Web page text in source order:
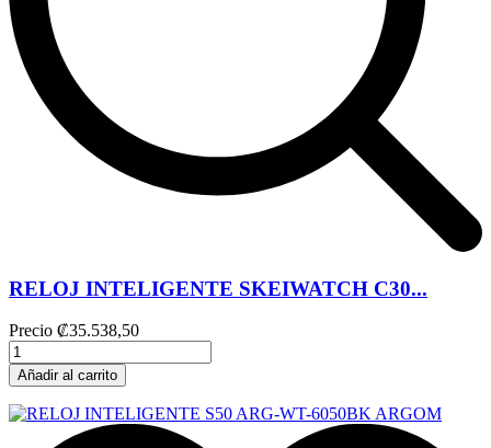
RELOJ INTELIGENTE SKEIWATCH C30...
Precio ₡35.538,50
Añadir al carrito